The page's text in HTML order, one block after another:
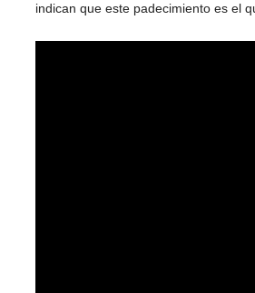
indican que este padecimiento es el